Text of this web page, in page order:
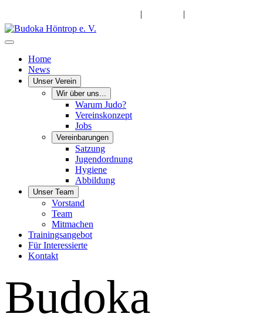
| |
Home
News
Unser Verein
Wir über uns...
Warum Judo?
Vereinskonzept
Jobs
Vereinbarungen
Satzung
Jugendordnung
Hygiene
Abbildung
Unser Team
Vorstand
Team
Mitmachen
Trainingsangebot
Für Interessierte
Kontakt
Budoka